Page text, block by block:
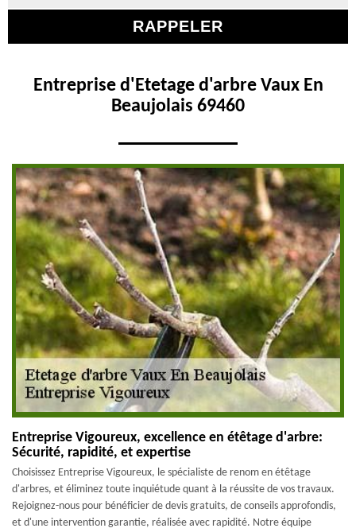
Entreprise d'Etetage d'arbre Vaux En
Beaujolais 69460
Entreprise Vigoureux, excellence en étêtage d'arbre:
Sécurité, rapidité, et expertise
Choisissez Entreprise Vigoureux, le spécialiste de renom en étêtage
d'arbres, et éliminez toute inquiétude quant à la réussite de vos travaux.
Rejoignez-nous pour bénéficier de devis gratuits, de conseils approfondis,
et d'une intervention garantie, réalisée avec rapidité. Notre équipe